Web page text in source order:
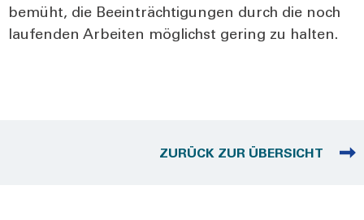
bemüht, die Beein­träch­ti­gun­gen durch die noch
lau­fen­den Arbei­ten mög­lichst gering zu hal­ten.
ZURÜCK ZUR ÜBERSICHT